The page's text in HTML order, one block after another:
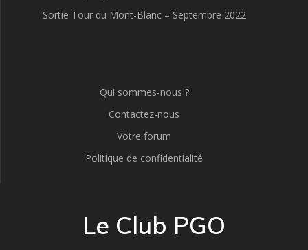
Sortie Tour du Mont-Blanc – Septembre 2022
Qui sommes-nous ?
Contactez-nous
Votre forum
Politique de confidentialité
Le Club PGO